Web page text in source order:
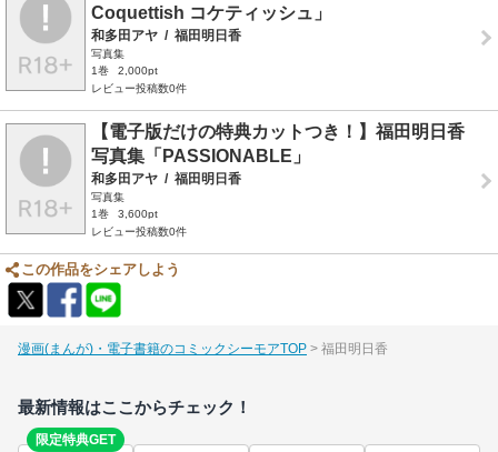
Coquettish コケティッシュ」
和多田アヤ / 福田明日香
写真集
1巻
2,000pt
レビュー投稿数0件
【電子版だけの特典カットつき！】福田明日香
写真集「PASSIONABLE」
和多田アヤ / 福田明日香
写真集
1巻
3,600pt
レビュー投稿数0件
この作品をシェアしよう
漫画(まんが)・電子書籍のコミックシーモアTOP 福田明日香
最新情報はここからチェック！
限定特典GET